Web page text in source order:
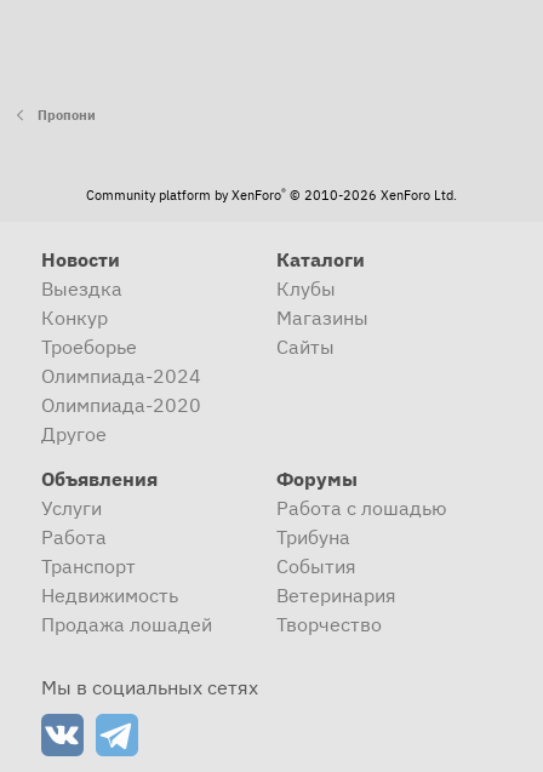
Пропони
Community platform by XenForo® © 2010-2026 XenForo Ltd.
Новости
Выездка
Конкур
Троеборье
Олимпиада-2024
Олимпиада-2020
Другое
Каталоги
Клубы
Магазины
Сайты
Объявления
Услуги
Работа
Транспорт
Недвижимость
Продажа лошадей
Форумы
Работа с лошадью
Трибуна
События
Ветеринария
Творчество
Мы в социальных сетях